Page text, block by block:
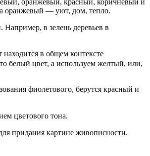
оранжевый — уют, дом, тепло.
Например, в зелень деревьев в
в общем контексте
белый цвет, а используем желтый, или,
фиолетового, берутся красный и
цветового тона.
придания картине живописности.